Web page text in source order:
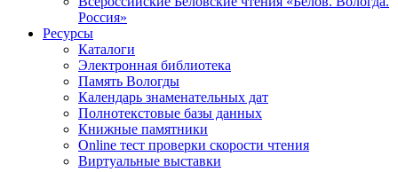
Россия»
Ресурсы
Каталоги
Электронная библиотека
Память Вологды
Календарь знаменательных дат
Полнотекстовые базы данных
Книжные памятники
Online тест проверки скорости чтения
Виртуальные выставки